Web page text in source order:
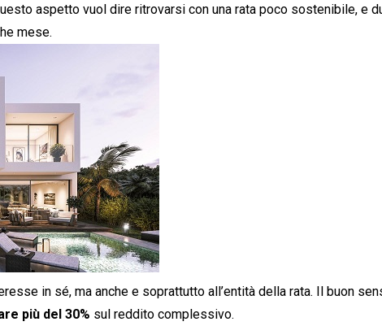
aspetto vuol dire ritrovarsi con una rata poco sostenibile, e
mese.
in sé, ma anche e soprattutto all’entità della rata. Il buon
più del 30% sul reddito complessivo.